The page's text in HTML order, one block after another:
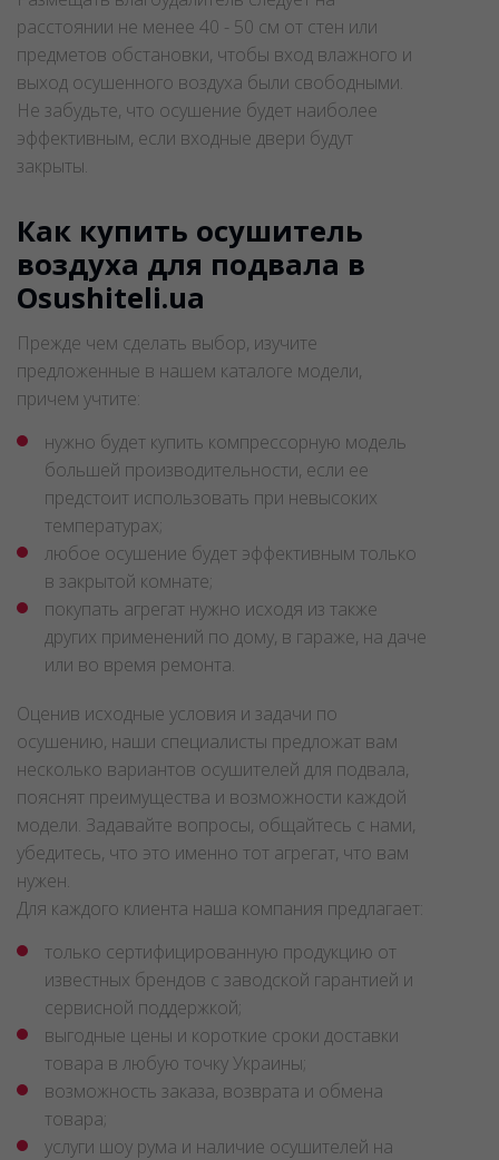
расстоянии не менее 40 - 50 см от стен или
предметов обстановки, чтобы вход влажного и
выход осушенного воздуха были свободными.
Не забудьте, что осушение будет наиболее
эффективным, если входные двери будут
закрыты.
Как купить осушитель
воздуха для подвала в
Osushiteli.ua
Прежде чем сделать выбор, изучите
предложенные в нашем каталоге модели,
причем учтите:
нужно будет купить компрессорную модель
большей производительности, если ее
предстоит использовать при невысоких
температурах;
любое осушение будет эффективным только
в закрытой комнате;
покупать агрегат нужно исходя из также
других применений по дому, в гараже, на даче
или во время ремонта.
Оценив исходные условия и задачи по
осушению, наши специалисты предложат вам
несколько вариантов осушителей для подвала,
пояснят преимущества и возможности каждой
модели. Задавайте вопросы, общайтесь с нами,
убедитесь, что это именно тот агрегат, что вам
нужен.
Для каждого клиента наша компания предлагает:
только сертифицированную продукцию от
известных брендов с заводской гарантией и
сервисной поддержкой;
выгодные цены и короткие сроки доставки
товара в любую точку Украины;
возможность заказа, возврата и обмена
товара;
услуги шоу рума и наличие осушителей на